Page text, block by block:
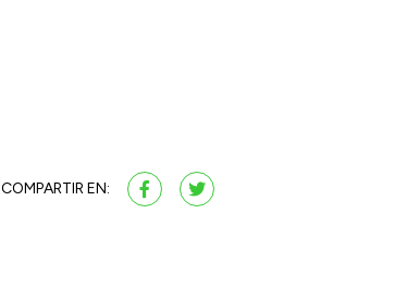
COMPARTIR EN: